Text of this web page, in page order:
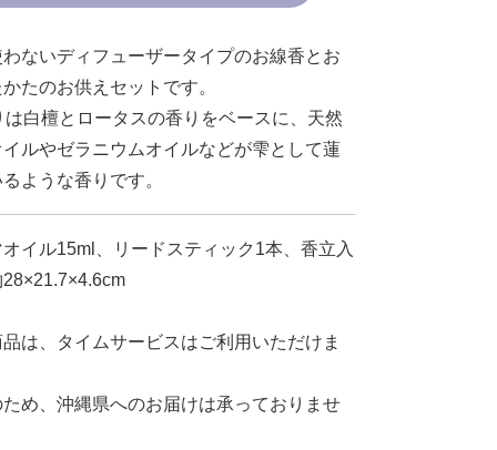
ないディフューザータイプのお線香とお
たのお供えセットです。
は白檀とロータスの香りをベースに、天然
ルやゼラニウムオイルなどが雫として蓮
ような香りです。
イル15ml、リードスティック1本、香立入
は、タイムサービスはご利用いただけま
め、沖縄県へのお届けは承っておりませ